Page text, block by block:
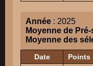
Année : 2025
Moyenne de
Moyenne des
Date Points